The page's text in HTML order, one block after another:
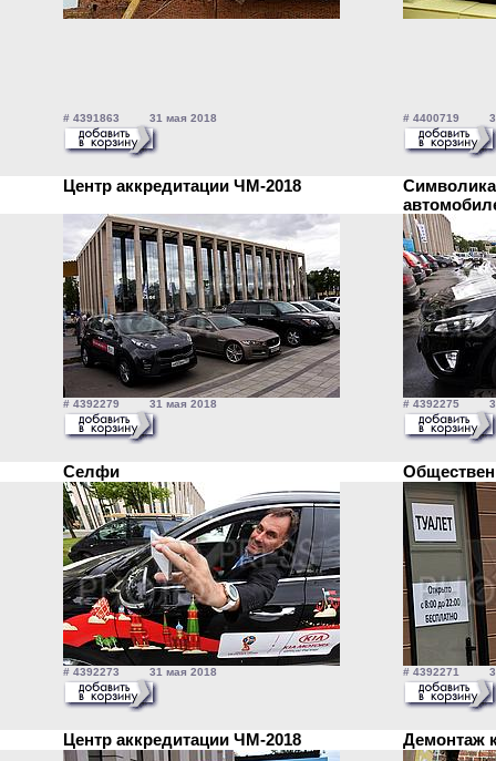
# 4391863 31 мая 2018 # 4400719 31
Центр аккредитации ЧМ-2018
# 4392279 31 мая 2018 # 4392275 31
Селфи
# 4392273 31 мая 2018 # 4392271 31
Центр аккредитации ЧМ-2018 Демонтаж